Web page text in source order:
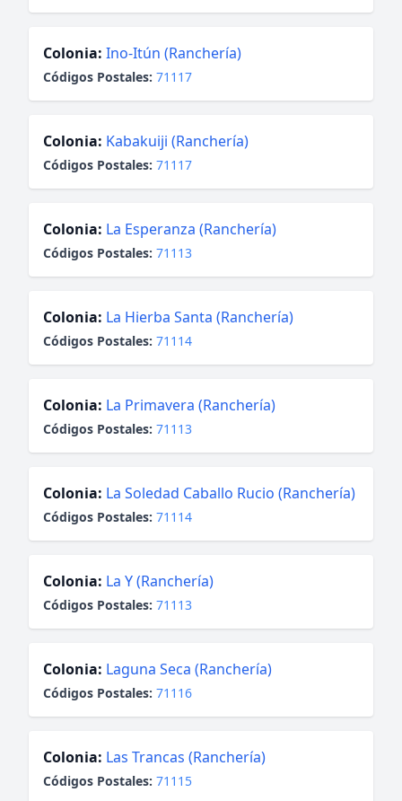
Colonia: Ino-Itún (Ranchería)
Códigos Postales: 71117
Colonia: Kabakuiji (Ranchería)
Códigos Postales: 71117
Colonia: La Esperanza (Ranchería)
Códigos Postales: 71113
Colonia: La Hierba Santa (Ranchería)
Códigos Postales: 71114
Colonia: La Primavera (Ranchería)
Códigos Postales: 71113
Colonia: La Soledad Caballo Rucio (Ranchería)
Códigos Postales: 71114
Colonia: La Y (Ranchería)
Códigos Postales: 71113
Colonia: Laguna Seca (Ranchería)
Códigos Postales: 71116
Colonia: Las Trancas (Ranchería)
Códigos Postales: 71115